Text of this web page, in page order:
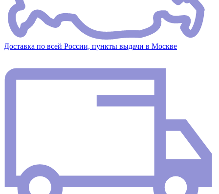
Доставка по всей России, пункты выдачи в Москве